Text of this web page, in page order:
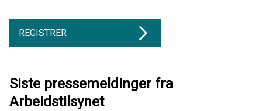
REGISTRER
Siste pressemeldinger fra
Arbeidstilsynet